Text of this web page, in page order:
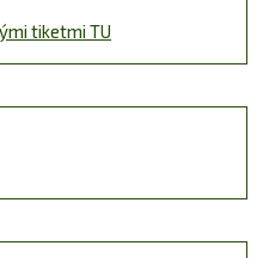
tiketmi TU